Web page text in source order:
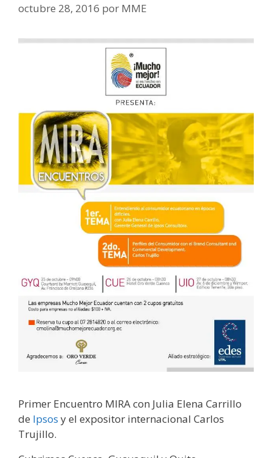
octubre 28, 2016 por MME
Primer Encuentro MIRA con Julia Elena Carrillo
de Ipsos y el expositor internacional Carlos
Trujillo.